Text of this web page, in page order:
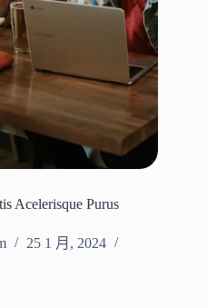
Acelerisque Purus
25 1 月, 2024